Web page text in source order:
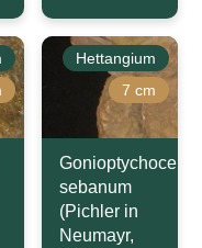
Hettangium
7 cm
Gonioptychoceras
sebanum
(Pichler in
Neumayr,